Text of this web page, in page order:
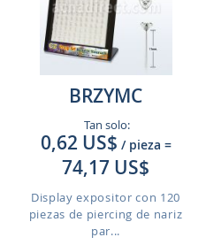
BRZYMC
Tan solo:
0,62 US$ / pieza =
74,17 US$
Display expositor con 120
piezas de piercing de nariz
par...